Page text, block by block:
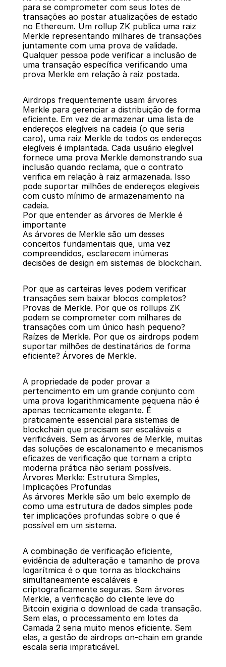
para se comprometer com seus lotes de
transações ao postar atualizações de estado
no Ethereum. Um rollup ZK publica uma raiz
Merkle representando milhares de transações
juntamente com uma prova de validade.
Qualquer pessoa pode verificar a inclusão de
uma transação específica verificando uma
prova Merkle em relação à raiz postada.
Airdrops frequentemente usam árvores
Merkle para gerenciar a distribuição de forma
eficiente. Em vez de armazenar uma lista de
endereços elegíveis na cadeia (o que seria
caro), uma raiz Merkle de todos os endereços
elegíveis é implantada. Cada usuário elegível
fornece uma prova Merkle demonstrando sua
inclusão quando reclama, que o contrato
verifica em relação à raiz armazenada. Isso
pode suportar milhões de endereços elegíveis
com custo mínimo de armazenamento na
cadeia.
Por que entender as árvores de Merkle é
importante
As árvores de Merkle são um desses
conceitos fundamentais que, uma vez
compreendidos, esclarecem inúmeras
decisões de design em sistemas de blockchain.
Por que as carteiras leves podem verificar
transações sem baixar blocos completos?
Provas de Merkle. Por que os rollups ZK
podem se comprometer com milhares de
transações com um único hash pequeno?
Raízes de Merkle. Por que os airdrops podem
suportar milhões de destinatários de forma
eficiente? Árvores de Merkle.
A propriedade de poder provar a
pertencimento em um grande conjunto com
uma prova logarithmicamente pequena não é
apenas tecnicamente elegante. É
praticamente essencial para sistemas de
blockchain que precisam ser escaláveis e
verificáveis. Sem as árvores de Merkle, muitas
das soluções de escalonamento e mecanismos
eficazes de verificação que tornam a cripto
moderna prática não seriam possíveis.
Árvores Merkle: Estrutura Simples,
Implicações Profundas
As árvores Merkle são um belo exemplo de
como uma estrutura de dados simples pode
ter implicações profundas sobre o que é
possível em um sistema.
A combinação de verificação eficiente,
evidência de adulteração e tamanho de prova
logarítmica é o que torna as blockchains
simultaneamente escaláveis e
criptograficamente seguras. Sem árvores
Merkle, a verificação do cliente leve do
Bitcoin exigiria o download de cada transação.
Sem elas, o processamento em lotes da
Camada 2 seria muito menos eficiente. Sem
elas, a gestão de airdrops on-chain em grande
escala seria impraticável.